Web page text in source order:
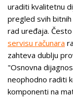
uraditi kvalitetnu
pregled svih
rad uređaja.
servisu računara
zahteva dublju
"Osnovna
neophodno raditi
komponenti na